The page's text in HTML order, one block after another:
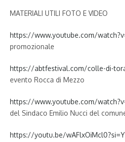
MATERIALI UTILI FOTO E VIDEO
https://www.youtube.com/
promozionale
https://abtfestival.com/colle-di-
evento Rocca di Mezzo
https://www.youtube.com/
del Sindaco Emilio Nucci del
https://youtu.be/